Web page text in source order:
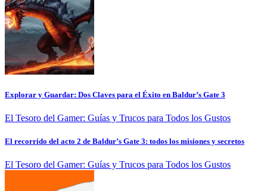
Explorar y Guardar: Dos Claves para el Éxito en Baldur’s Gate 3
El Tesoro del Gamer: Guías y Trucos para Todos los Gustos
El recorrido del acto 2 de Baldur’s Gate 3: todos los misiones y secretos
El Tesoro del Gamer: Guías y Trucos para Todos los Gustos